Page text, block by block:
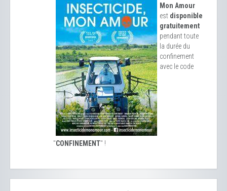
Mon Amour
est disponible
gratuitement
pendant toute
la durée du
confinement
avec le code
"CONFINEMENT" !